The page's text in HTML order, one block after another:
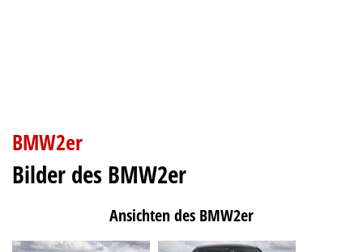
BMW2er
Bilder des BMW2er
Ansichten des BMW2er